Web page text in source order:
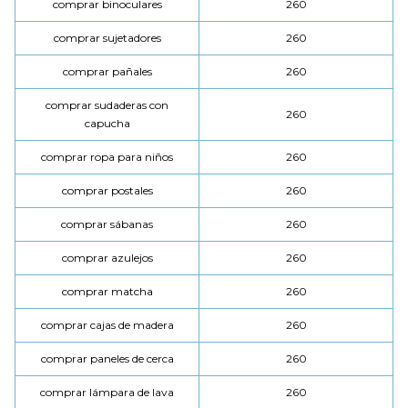
comprar binoculares 260
comprar sujetadores 260
comprar pañales 260
comprar sudaderas con
capucha
260
comprar ropa para niños 260
comprar postales 260
comprar sábanas 260
comprar azulejos 260
comprar matcha 260
comprar cajas de madera 260
comprar paneles de cerca 260
comprar lámpara de lava 260